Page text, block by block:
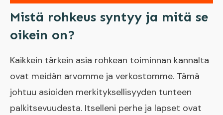
Mistä rohkeus syntyy ja mitä se
oikein on?
Kaikkein tärkein asia rohkean toiminnan kannalta
ovat meidän arvomme ja verkostomme. Tämä
johtuu asioiden merkityksellisyyden tunteen
palkitsevuudesta. Itselleni perhe ja lapset ovat